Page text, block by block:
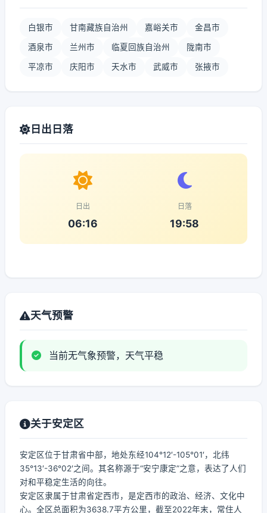
白银市 甘南藏族自治州 嘉峪关市 金昌市
酒泉市 兰州市 临夏回族自治州 陇南市
平凉市 庆阳市 天水市 武威市 张掖市
日出日落
日出
06:16
日落
19:58
天气预警
当前无气象预警，天气平稳
关于安定区
安定区位于甘肃省中部，地处东经104°12′-105°01′，北纬
35°13′-36°02′之间。其名称源于“安宁康定”之意，表达了人们
对和平稳定生活的向往。
安定区隶属于甘肃省定西市，是定西市的政治、经济、文化中
心。全区总面积为3638.7平方公里，截至2022年末，常住人